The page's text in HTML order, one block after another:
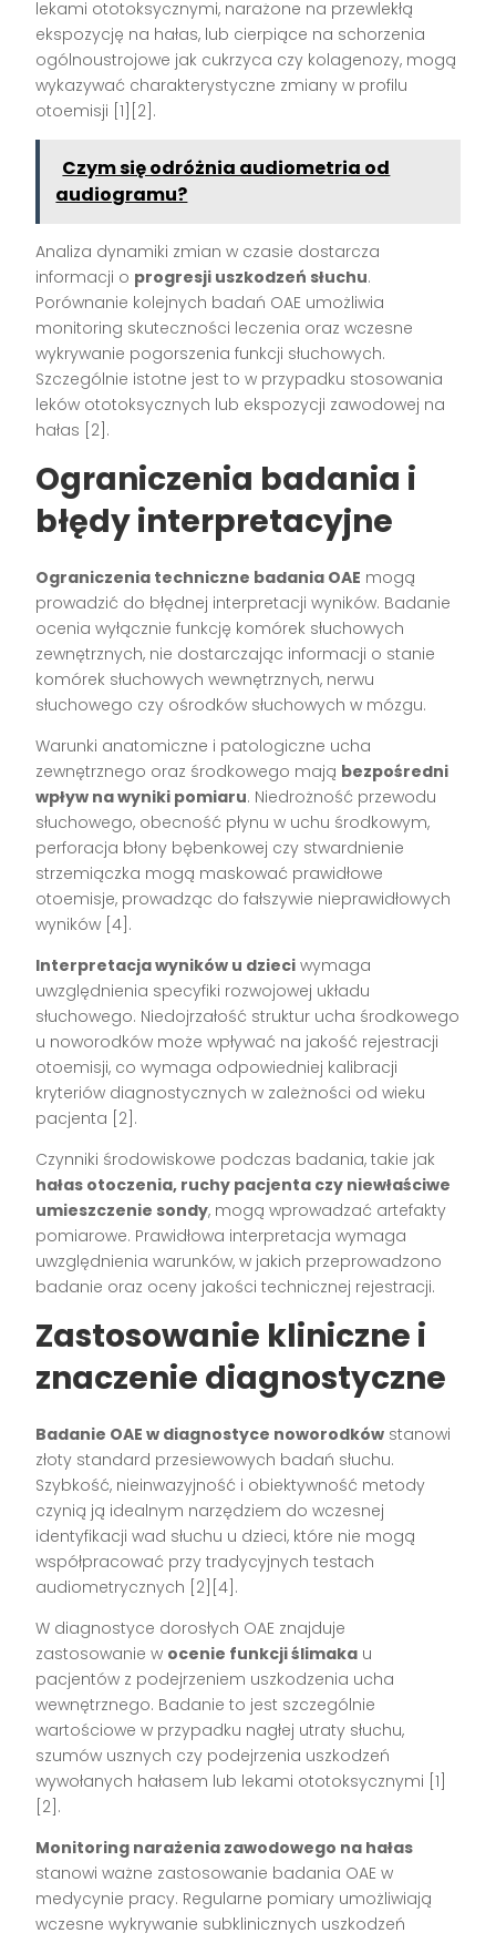
lekami ototoksycznymi, narażone na przewlekłą
ekspozycję na hałas, lub cierpiące na schorzenia
ogólnoustrojowe jak cukrzyca czy kolagenozy, mogą
wykazywać charakterystyczne zmiany w profilu
otoemisji [1][2].
Czym się odróżnia audiometria od
audiogramu?
Analiza dynamiki zmian w czasie dostarcza
informacji o progresji uszkodzeń słuchu.
Porównanie kolejnych badań OAE umożliwia
monitoring skuteczności leczenia oraz wczesne
wykrywanie pogorszenia funkcji słuchowych.
Szczególnie istotne jest to w przypadku stosowania
leków ototoksycznych lub ekspozycji zawodowej na
hałas [2].
Ograniczenia badania i
błędy interpretacyjne
Ograniczenia techniczne badania OAE mogą
prowadzić do błędnej interpretacji wyników. Badanie
ocenia wyłącznie funkcję komórek słuchowych
zewnętrznych, nie dostarczając informacji o stanie
komórek słuchowych wewnętrznych, nerwu
słuchowego czy ośrodków słuchowych w mózgu.
Warunki anatomiczne i patologiczne ucha
zewnętrznego oraz środkowego mają bezpośredni
wpływ na wyniki pomiaru. Niedrożność przewodu
słuchowego, obecność płynu w uchu środkowym,
perforacja błony bębenkowej czy stwardnienie
strzemiączka mogą maskować prawidłowe
otoemisje, prowadząc do fałszywie nieprawidłowych
wyników [4].
Interpretacja wyników u dzieci wymaga
uwzględnienia specyfiki rozwojowej układu
słuchowego. Niedojrzałość struktur ucha środkowego
u noworodków może wpływać na jakość rejestracji
otoemisji, co wymaga odpowiedniej kalibracji
kryteriów diagnostycznych w zależności od wieku
pacjenta [2].
Czynniki środowiskowe podczas badania, takie jak
hałas otoczenia, ruchy pacjenta czy niewłaściwe
umieszczenie sondy, mogą wprowadzać artefakty
pomiarowe. Prawidłowa interpretacja wymaga
uwzględnienia warunków, w jakich przeprowadzono
badanie oraz oceny jakości technicznej rejestracji.
Zastosowanie kliniczne i
znaczenie diagnostyczne
Badanie OAE w diagnostyce noworodków stanowi
złoty standard przesiewowych badań słuchu.
Szybkość, nieinwazyjność i obiektywność metody
czynią ją idealnym narzędziem do wczesnej
identyfikacji wad słuchu u dzieci, które nie mogą
współpracować przy tradycyjnych testach
audiometrycznych [2][4].
W diagnostyce dorosłych OAE znajduje
zastosowanie w ocenie funkcji ślimaka u
pacjentów z podejrzeniem uszkodzenia ucha
wewnętrznego. Badanie to jest szczególnie
wartościowe w przypadku nagłej utraty słuchu,
szumów usznych czy podejrzenia uszkodzeń
wywołanych hałasem lub lekami ototoksycznymi [1]
[2].
Monitoring narażenia zawodowego na hałas
stanowi ważne zastosowanie badania OAE w
medycynie pracy. Regularne pomiary umożliwiają
wczesne wykrywanie subklinicznych uszkodzeń